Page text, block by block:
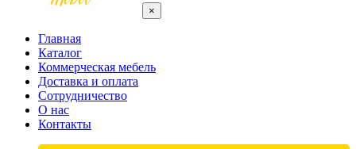
×
Главная
Каталог
Коммерческая мебель
Доставка и оплата
Сотрудничество
О нас
Контакты